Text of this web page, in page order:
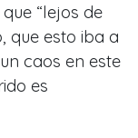
“lejos de
que esto iba a
caos en este
es